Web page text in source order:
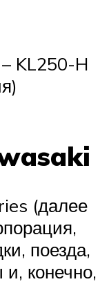
– KL250-H
(далее
поезда,
конечно,